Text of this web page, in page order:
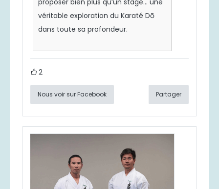
proposer bien plus qu’un stage… une
véritable exploration du Karaté Dō
dans toute sa profondeur.
2
Nous voir sur Facebook Partager